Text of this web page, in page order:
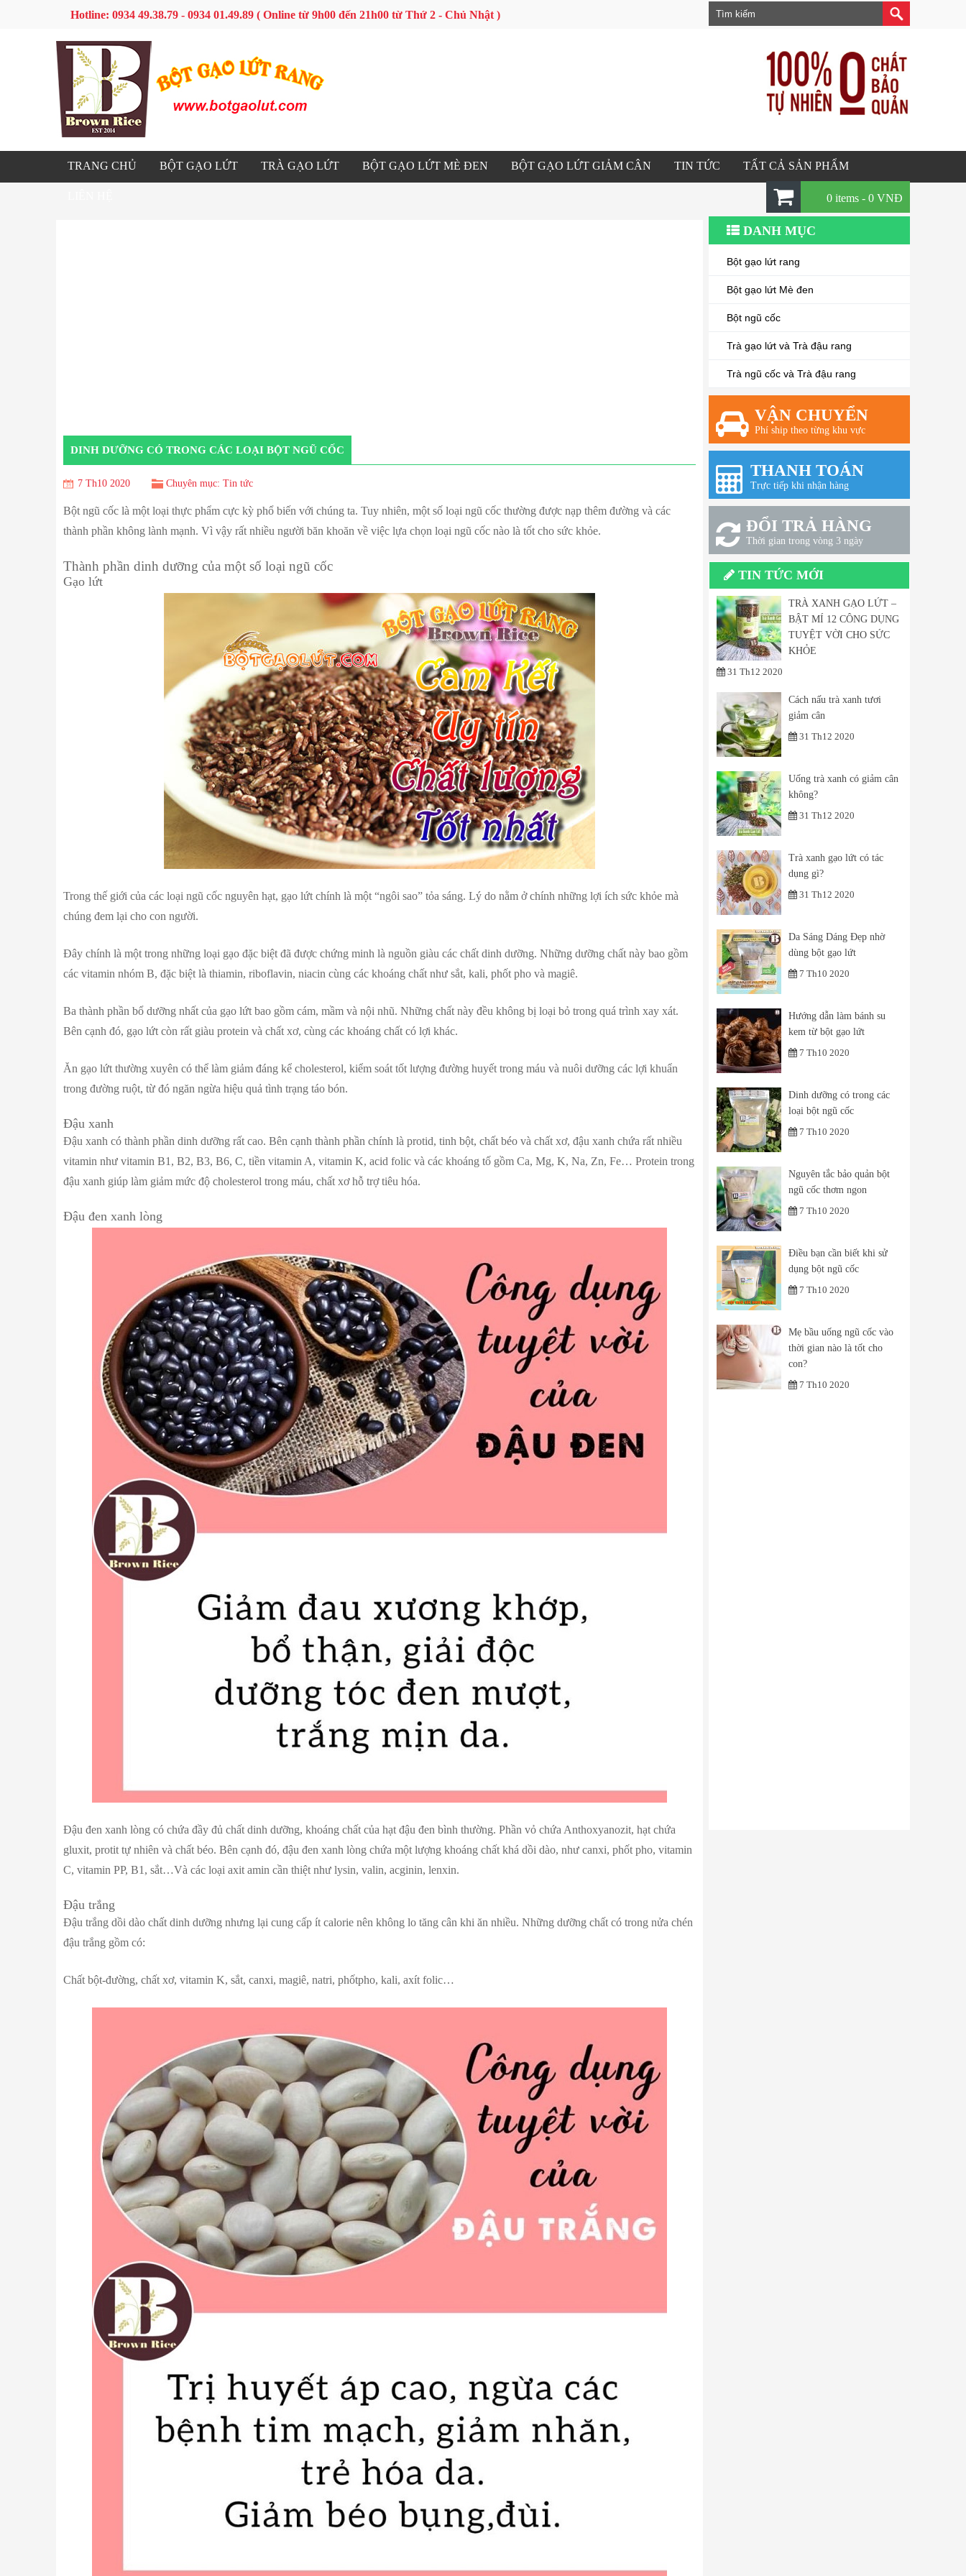
Hotline: 0934 49.38.79 - 0934 01.49.89 ( Online từ 9h00 đến 21h00 từ Thứ 2 - Chủ Nhật )
TRANG CHỦ BỘT GẠO LỨT TRÀ GẠO LỨT BỘT GẠO LỨT MÈ ĐEN BỘT GẠO LỨT GIẢM CÂN TIN TỨC TẤT CẢ SẢN PHẨM
0 items - 0 VNĐ
DANH MỤC
Bột gạo lứt rang
Bột gạo lứt Mè đen
Bột ngũ cốc
Trà gạo lứt và Trà đậu rang
Trà ngũ cốc và Trà đậu rang
VẬN CHUYỂN
Phí ship theo từng khu vực
THANH TOÁN
Trực tiếp khi nhận hàng
ĐỔI TRẢ HÀNG
Thời gian trong vòng 3 ngày
TIN TỨC MỚI
TRÀ XANH GẠO LỨT –
BẬT MÍ 12 CÔNG DỤNG
TUYỆT VỜI CHO SỨC
KHỎE
31 Th12 2020
Cách nấu trà xanh tươi
giảm cân
31 Th12 2020
Uống trà xanh có giảm cân
không?
31 Th12 2020
Trà xanh gạo lứt có tác
dụng gì?
31 Th12 2020
Da Sáng Dáng Đẹp nhờ
dùng bột gạo lứt
7 Th10 2020
Hướng dẫn làm bánh su
kem từ bột gạo lứt
7 Th10 2020
Dinh dưỡng có trong các
loại bột ngũ cốc
7 Th10 2020
Nguyên tắc bảo quản bột
ngũ cốc thơm ngon
7 Th10 2020
Điều bạn cần biết khi sử
dụng bột ngũ cốc
7 Th10 2020
Mẹ bầu uống ngũ cốc vào
thời gian nào là tốt cho
con?
7 Th10 2020
DINH DƯỠNG CÓ TRONG CÁC LOẠI BỘT NGŨ CỐC
7 Th10 2020 Chuyên mục: Tin tức
Bột ngũ cốc là một loại thực phẩm cực kỳ phổ biến với chúng ta. Tuy nhiên, một số loại ngũ cốc thường được nạp thêm đường và các
thành phần không lành mạnh. Vì vậy rất nhiều người băn khoăn về việc lựa chọn loại ngũ cốc nào là tốt cho sức khỏe.
Thành phần dinh dưỡng của một số loại ngũ cốc
Gạo lứt
Trong thế giới của các loại ngũ cốc nguyên hạt, gạo lứt chính là một “ngôi sao” tỏa sáng. Lý do nằm ở chính những lợi ích sức khỏe mà
chúng đem lại cho con người.
Đây chính là một trong những loại gạo đặc biệt đã được chứng minh là nguồn giàu các chất dinh dưỡng. Những dưỡng chất này bao gồm
các vitamin nhóm B, đặc biệt là thiamin, riboflavin, niacin cùng các khoáng chất như sắt, kali, phốt pho và magiê.
Ba thành phần bổ dưỡng nhất của gạo lứt bao gồm cám, mầm và nội nhũ. Những chất này đều không bị loại bỏ trong quá trình xay xát.
Bên cạnh đó, gạo lứt còn rất giàu protein và chất xơ, cùng các khoáng chất có lợi khác.
Ăn gạo lứt thường xuyên có thể làm giảm đáng kể cholesterol, kiểm soát tốt lượng đường huyết trong máu và nuôi dưỡng các lợi khuẩn
trong đường ruột, từ đó ngăn ngừa hiệu quả tình trạng táo bón.
Đậu xanh
Đậu xanh có thành phần dinh dưỡng rất cao. Bên cạnh thành phần chính là protid, tinh bột, chất béo và chất xơ, đậu xanh chứa rất nhiều
vitamin như vitamin B1, B2, B3, B6, C, tiền vitamin A, vitamin K, acid folic và các khoáng tố gồm Ca, Mg, K, Na, Zn, Fe… Protein trong
đậu xanh giúp làm giảm mức độ cholesterol trong máu, chất xơ hỗ trợ tiêu hóa.
Đậu đen xanh lòng
Đậu đen xanh lòng có chứa đầy đủ chất dinh dưỡng, khoáng chất của hạt đậu đen bình thường. Phần vỏ chứa Anthoxyanozit, hạt chứa
gluxit, protit tự nhiên và chất béo. Bên cạnh đó, đậu đen xanh lòng chứa một lượng khoáng chất khá dồi dào, như canxi, phốt pho, vitamin
C, vitamin PP, B1, sắt…Và các loại axit amin cần thiệt như lysin, valin, acginin, lenxin.
Đậu trắng
Đậu trắng dồi dào chất dinh dưỡng nhưng lại cung cấp ít calorie nên không lo tăng cân khi ăn nhiều. Những dưỡng chất có trong nửa chén
đậu trắng gồm có:
Chất bột-đường, chất xơ, vitamin K, sắt, canxi, magiê, natri, phốtpho, kali, axít folic…